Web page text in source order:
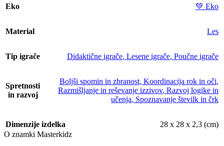
Eko 💚 Eko
Material Les
Tip igrače Didaktične igrače, Lesene igrače, Poučne igrače
Spretnosti
in razvoj
Boljši spomin in zbranost, Koordinacija rok in oči,
Razmišljanje in reševanje izzivov, Razvoj logike in
učenja, Spoznavanje številk in črk
Dimenzije izdelka
28 x 28 x 2,3 (cm)
O znamki Masterkidz